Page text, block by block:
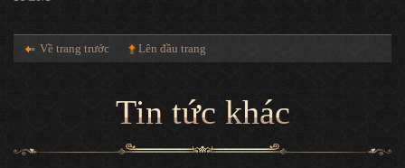
Về trang trước Lên đầu trang
Tin tức khác